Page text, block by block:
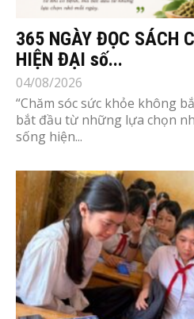
365 NGÀY ĐỌC SÁCH
HIỆN ĐẠI số...
04/08/2026
“Chăm sóc sức khỏe không
bắt đầu từ những lựa chọn
sống hiện...